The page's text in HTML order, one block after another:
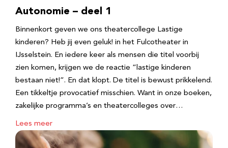
Autonomie – deel 1
Binnenkort geven we ons theatercollege Lastige
kinderen? Heb jij even geluk! in het Fulcotheater in
IJsselstein. En iedere keer als mensen die titel voorbij
zien komen, krijgen we de reactie “lastige kinderen
bestaan niet!”. En dat klopt. De titel is bewust prikkelend.
Een tikkeltje provocatief misschien. Want in onze boeken,
zakelijke programma’s en theatercolleges over…
Lees meer